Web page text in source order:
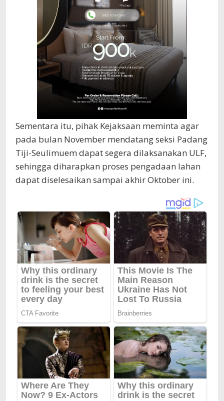
Sementara itu, pihak Kejaksaan meminta agar
pada bulan November mendatang seksi Padang
Tiji-Seulimuem dapat segera dilaksanakan ULF,
sehingga diharapkan proses pengadaan lahan
dapat diselesaikan sampai akhir Oktober ini.